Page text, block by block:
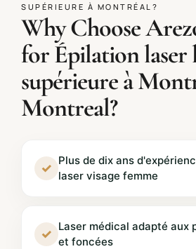
SUPÉRIEURE À MONTRÉAL?
Why Choose
for Épilation laser
supérieure à
Montreal?
✓
Plus de dix ans
laser visage femme
✓
Laser médical adapté aux
et foncées